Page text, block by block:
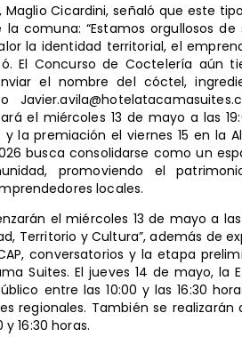
Maglio Cicardini, señaló que este
comuna: “Estamos orgullosos
la identidad territorial, el
El Concurso de Coctelería aún
el nombre del cóctel,
el miércoles 13 de mayo a las
y la premiación el viernes 15 en la
busca consolidarse como un
promoviendo el
locales.
el miércoles 13 de mayo a
Territorio y Cultura”, además de
conversatorios y la etapa
Suites. El jueves 14 de mayo, la
entre las 10:00 y las 16:30
regionales. También se
16:30 horas.